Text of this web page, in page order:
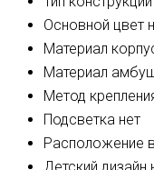
Основной цвет
Материал
Материал
Метод
Подсветка нет
Расположение
Детский дизайн